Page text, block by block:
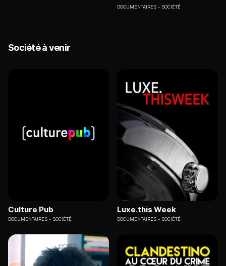
DOCUMENTAIRES SOCIÉTÉ
Société à venir
Culture Pub
DOCUMENTAIRES SOCIÉTÉ
Luxe.this Week
DOCUMENTAIRES SOCIÉTÉ